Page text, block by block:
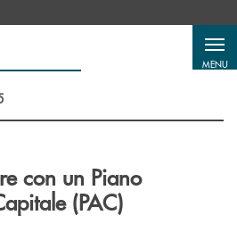
MENU
con un Piano
(PAC)